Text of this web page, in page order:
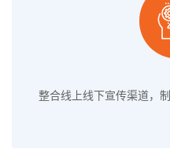
整合线上线下宣传渠道，